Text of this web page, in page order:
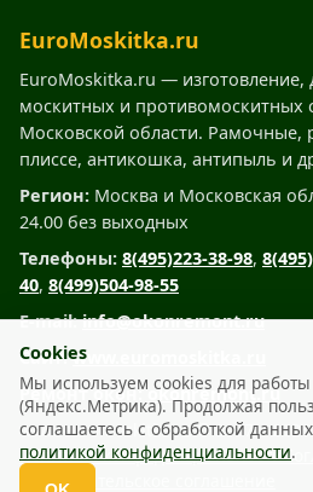
EuroMoskitka.ru
EuroMoskitka.ru — изготовление,
москитных и противомоскитных
Московской области. Рамочные,
плиссе, антикошка, антипыль и
Регион: Москва и Московская
24.00 без выходных
Телефоны: 8(495)223-38-98,
40, 8(499)504-98-55
E-mail: info@okonremont.ru
Сайт: www.euromoskitka.ru
Ремонт окон: okonremont.ru
www.euromoskitka.ru © 2007 – 2026
Политика конфиденциальности
Пользовательское соглашение
Cookies
Мы используем cookies для
(Яндекс.Метрика). Продолжая
соглашаетесь с обработкой
политикой конфиденциальности.